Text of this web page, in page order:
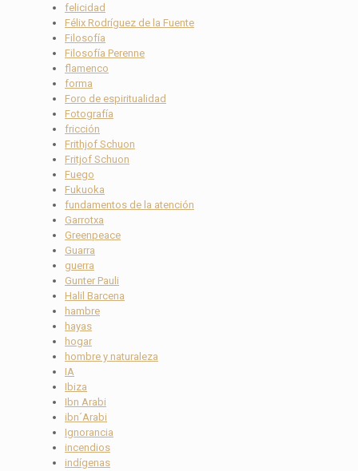
felicidad
Félix Rodríguez de la Fuente
Filosofía
Filosofía Perenne
flamenco
forma
Foro de espiritualidad
Fotografía
fricción
Frithjof Schuon
Fritjof Schuon
Fuego
Fukuoka
fundamentos de la atención
Garrotxa
Greenpeace
Guarra
guerra
Gunter Pauli
Halil Barcena
hambre
hayas
hogar
hombre y naturaleza
IA
Ibiza
Ibn Arabi
ibn´Arabi
Ignorancia
incendios
indígenas